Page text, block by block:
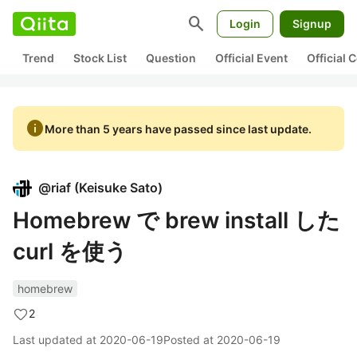
search Login Signup
Trend Stock List Question Official Event Official
infoMore than 5 years have passed since last update.
@riaf (Keisuke Sato)
Homebrew で brew install した
curl を使う
homebrew
2
Last updated at 2020-06-19Posted at 2020-06-19